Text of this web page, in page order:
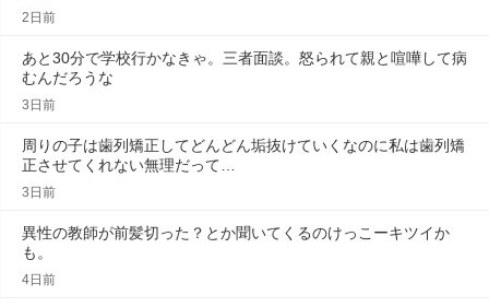
2日前
あと30分で学校行かなきゃ。三者面談。怒られて親と喧嘩して病
むんだろうな
3日前
周りの子は歯列矯正してどんどん垢抜けていくなのに私は歯列矯
正させてくれない無理だって…
3日前
異性の教師が前髪切った？とか聞いてくるのけっこーキツイか
も。
4日前